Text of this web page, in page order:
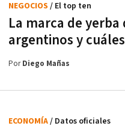
La marca de
argentinos y
NEGOCIOS / El top ten
PorDiego Mañas
ECONOMÍA/ Datos oficiales